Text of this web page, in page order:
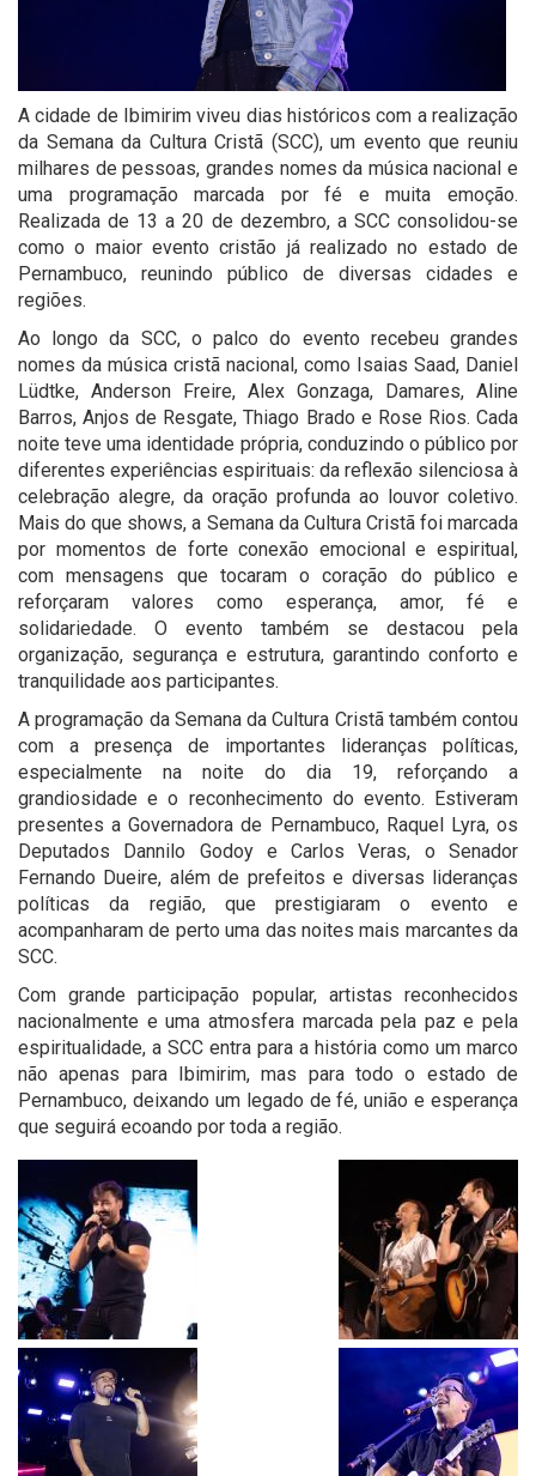
A cidade de Ibimirim viveu dias históricos com a realização
da Semana da Cultura Cristã (SCC), um evento que reuniu
milhares de pessoas, grandes nomes da música nacional e
uma programação marcada por fé e muita emoção.
Realizada de 13 a 20 de dezembro, a SCC consolidou-se
como o maior evento cristão já realizado no estado de
Pernambuco, reunindo público de diversas cidades e
regiões.
Ao longo da SCC, o palco do evento recebeu grandes
nomes da música cristã nacional, como Isaias Saad, Daniel
Lüdtke, Anderson Freire, Alex Gonzaga, Damares, Aline
Barros, Anjos de Resgate, Thiago Brado e Rose Rios. Cada
noite teve uma identidade própria, conduzindo o público por
diferentes experiências espirituais: da reflexão silenciosa à
celebração alegre, da oração profunda ao louvor coletivo.
Mais do que shows, a Semana da Cultura Cristã foi marcada
por momentos de forte conexão emocional e espiritual,
com mensagens que tocaram o coração do público e
reforçaram valores como esperança, amor, fé e
solidariedade. O evento também se destacou pela
organização, segurança e estrutura, garantindo conforto e
tranquilidade aos participantes.
A programação da Semana da Cultura Cristã também contou
com a presença de importantes lideranças políticas,
especialmente na noite do dia 19, reforçando a
grandiosidade e o reconhecimento do evento. Estiveram
presentes a Governadora de Pernambuco, Raquel Lyra, os
Deputados Dannilo Godoy e Carlos Veras, o Senador
Fernando Dueire, além de prefeitos e diversas lideranças
políticas da região, que prestigiaram o evento e
acompanharam de perto uma das noites mais marcantes da
SCC.
Com grande participação popular, artistas reconhecidos
nacionalmente e uma atmosfera marcada pela paz e pela
espiritualidade, a SCC entra para a história como um marco
não apenas para Ibimirim, mas para todo o estado de
Pernambuco, deixando um legado de fé, união e esperança
que seguirá ecoando por toda a região.